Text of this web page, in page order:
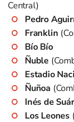
Central)
Pedro
Franklin
Bío Bío
Ñuble
Estadio
Ñuñoa
Inés de
Los Leones